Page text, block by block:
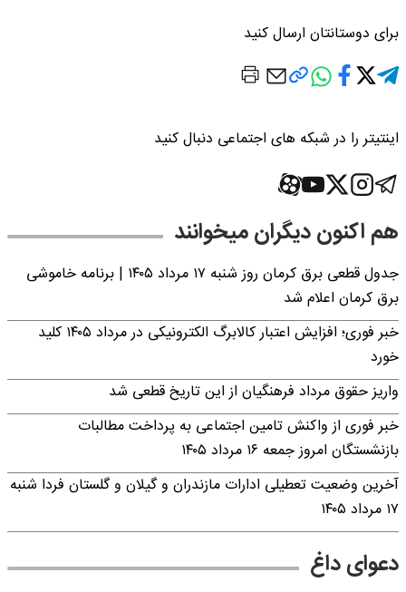
برای دوستانتان ارسال کنید
اینتیتر را در شبکه های اجتماعی دنبال کنید
هم اکنون دیگران میخوانند
جدول قطعی برق کرمان روز شنبه ۱۷ مرداد ۱۴۰۵ | برنامه خاموشی
برق کرمان اعلام شد
خبر فوری؛ افزایش اعتبار کالابرگ الکترونیکی در مرداد ۱۴۰۵ کلید
خورد
واریز حقوق مرداد فرهنگیان از این تاریخ قطعی شد
خبر فوری از واکنش تامین اجتماعی به پرداخت مطالبات
بازنشستگان امروز جمعه ۱۶ مرداد ۱۴۰۵
آخرین وضعیت تعطیلی ادارات مازندران و گیلان و گلستان فردا شنبه
۱۷ مرداد ۱۴۰۵
دعوای داغ